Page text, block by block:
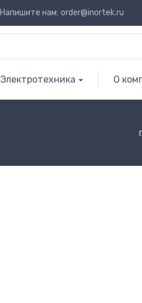
Напишите нам: order@inortek.ru
Электротехника О